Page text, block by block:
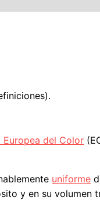
Europea del Color
uniforme
y en su volumen